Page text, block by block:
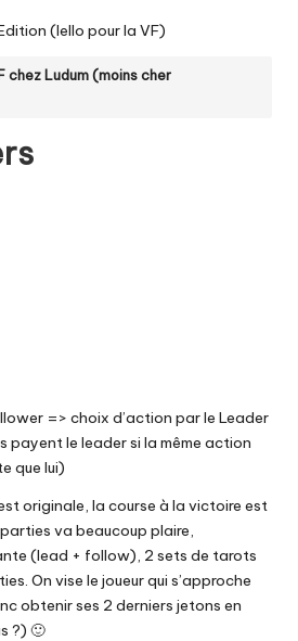
(Iello pour la VF)
chez Ludum(moins cher
=> choix d’action par le Leader
payent le leader si la même action
que lui)
originale, la course à la victoire est
va beaucoup plaire,
(lead + follow), 2 sets de tarots
On vise le joueur qui s’approche
obtenir ses 2 derniers jetons en
?) 🙂